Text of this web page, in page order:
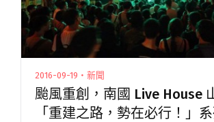
2016-09-19・新聞
颱風重創，南國 Live House
「重建之路，勢在必行！」